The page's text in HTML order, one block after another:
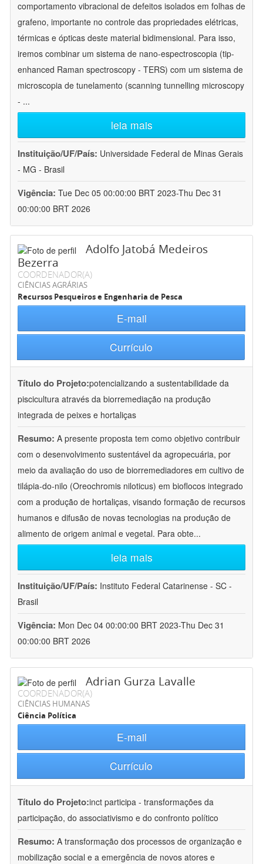
comportamento vibracional de defeitos isolados em folhas de
grafeno, importante no controle das propriedades elétricas,
térmicas e ópticas deste material bidimensional. Para isso,
iremos combinar um sistema de nano-espectroscopia (tip-
enhanced Raman spectroscopy - TERS) com um sistema de
microscopia de tunelamento (scanning tunnelling microscopy
- ...
leia mais
Instituição/UF/País: Universidade Federal de Minas Gerais
- MG - Brasil
Vigência: Tue Dec 05 00:00:00 BRT 2023-Thu Dec 31
00:00:00 BRT 2026
Adolfo Jatobá Medeiros
Bezerra
COORDENADOR(A)
CIÊNCIAS AGRÁRIAS
Recursos Pesqueiros e Engenharia de Pesca
E-mail
Currículo
Título do Projeto:potencializando a sustentabilidade da
piscicultura através da biorremediação na produção
integrada de peixes e hortaliças
Resumo: A presente proposta tem como objetivo contribuir
com o desenvolvimento sustentável da agropecuária, por
meio da avaliação do uso de biorremediadores em cultivo de
tilápia-do-nilo (Oreochromis niloticus) em bioflocos integrado
com a produção de hortaliças, visando formação de recursos
humanos e difusão de novas tecnologias na produção de
alimento de origem animal e vegetal. Para obte...
leia mais
Instituição/UF/País: Instituto Federal Catarinense - SC -
Brasil
Vigência: Mon Dec 04 00:00:00 BRT 2023-Thu Dec 31
00:00:00 BRT 2026
Adrian Gurza Lavalle
COORDENADOR(A)
CIÊNCIAS HUMANAS
Ciência Política
E-mail
Currículo
Título do Projeto:inct participa - transformações da
participação, do associativismo e do confronto político
Resumo: A transformação dos processos de organização e
mobilização social e a emergência de novos atores e